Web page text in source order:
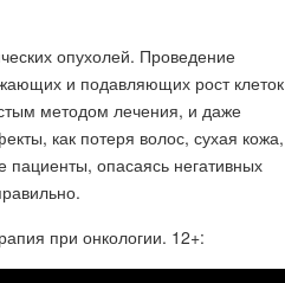
опухолей. Проведение
и подавляющих рост клеток
методом лечения, и даже
как потеря волос, сухая кожа,
опасаясь негативных
при онкологии. 12+: